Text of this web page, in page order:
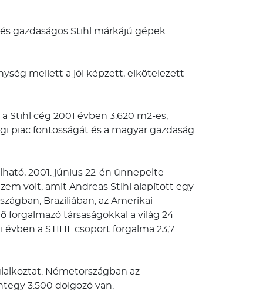
gazdaságos Stihl márkájú gépek
mellett a jól képzett, elkötelezett
cég 2001 évben 3.620 m2-es,
piac fontosságát és a magyar gazdaság
2001. június 22-én ünnepelte
volt, amit Andreas Stihl alapított egy
Braziliában, az Amerikai
forgalmazó társaságokkal a világ 24
a STIHL csoport forgalma 23,7
Németországban az
3.500 dolgozó van.